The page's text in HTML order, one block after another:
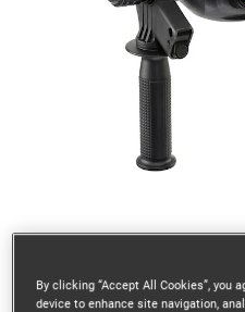
Go to slide 2
By clicking “Accept All Cookies”, you
device to enhance site navigation,